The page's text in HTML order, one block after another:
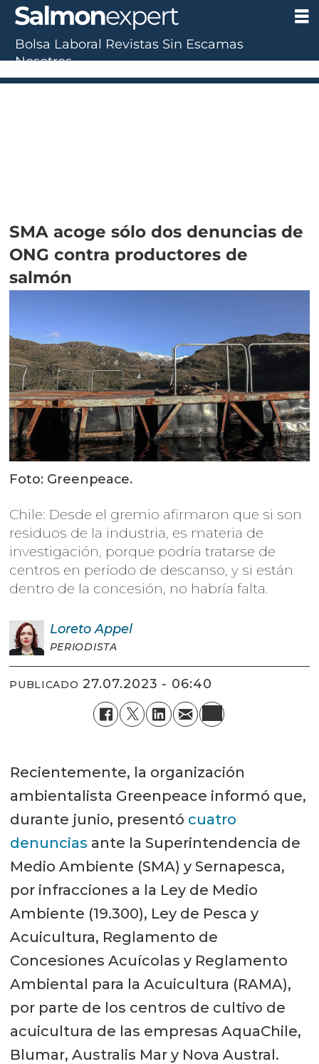
SMA acoge sólo dos denuncias de
ONG contra productores de
salmón
Foto: Greenpeace.
Chile: Desde el gremio afirmaron que si son
residuos de la industria, es materia de
investigación, porque podría tratarse de
centros en período de descanso, y si están
dentro de la concesión, no habría falta.
Loreto Appel
PERIODISTA
PUBLICADO 27.07.2023 - 06:40
Recientemente, la organización
ambientalista Greenpeace informó que,
durante junio, presentó cuatro
denuncias ante la Superintendencia de
Medio Ambiente (SMA) y Sernapesca,
por infracciones a la Ley de Medio
Ambiente (19.300), Ley de Pesca y
Acuicultura, Reglamento de
Concesiones Acuícolas y Reglamento
Ambiental para la Acuicultura (RAMA),
por parte de los centros de cultivo de
acuicultura de las empresas AquaChile,
Blumar, Australis Mar y Nova Austral.
Bolsa Laboral Revistas Sin Escamas
Nosotros